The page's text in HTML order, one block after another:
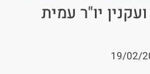
יו"ר עמית